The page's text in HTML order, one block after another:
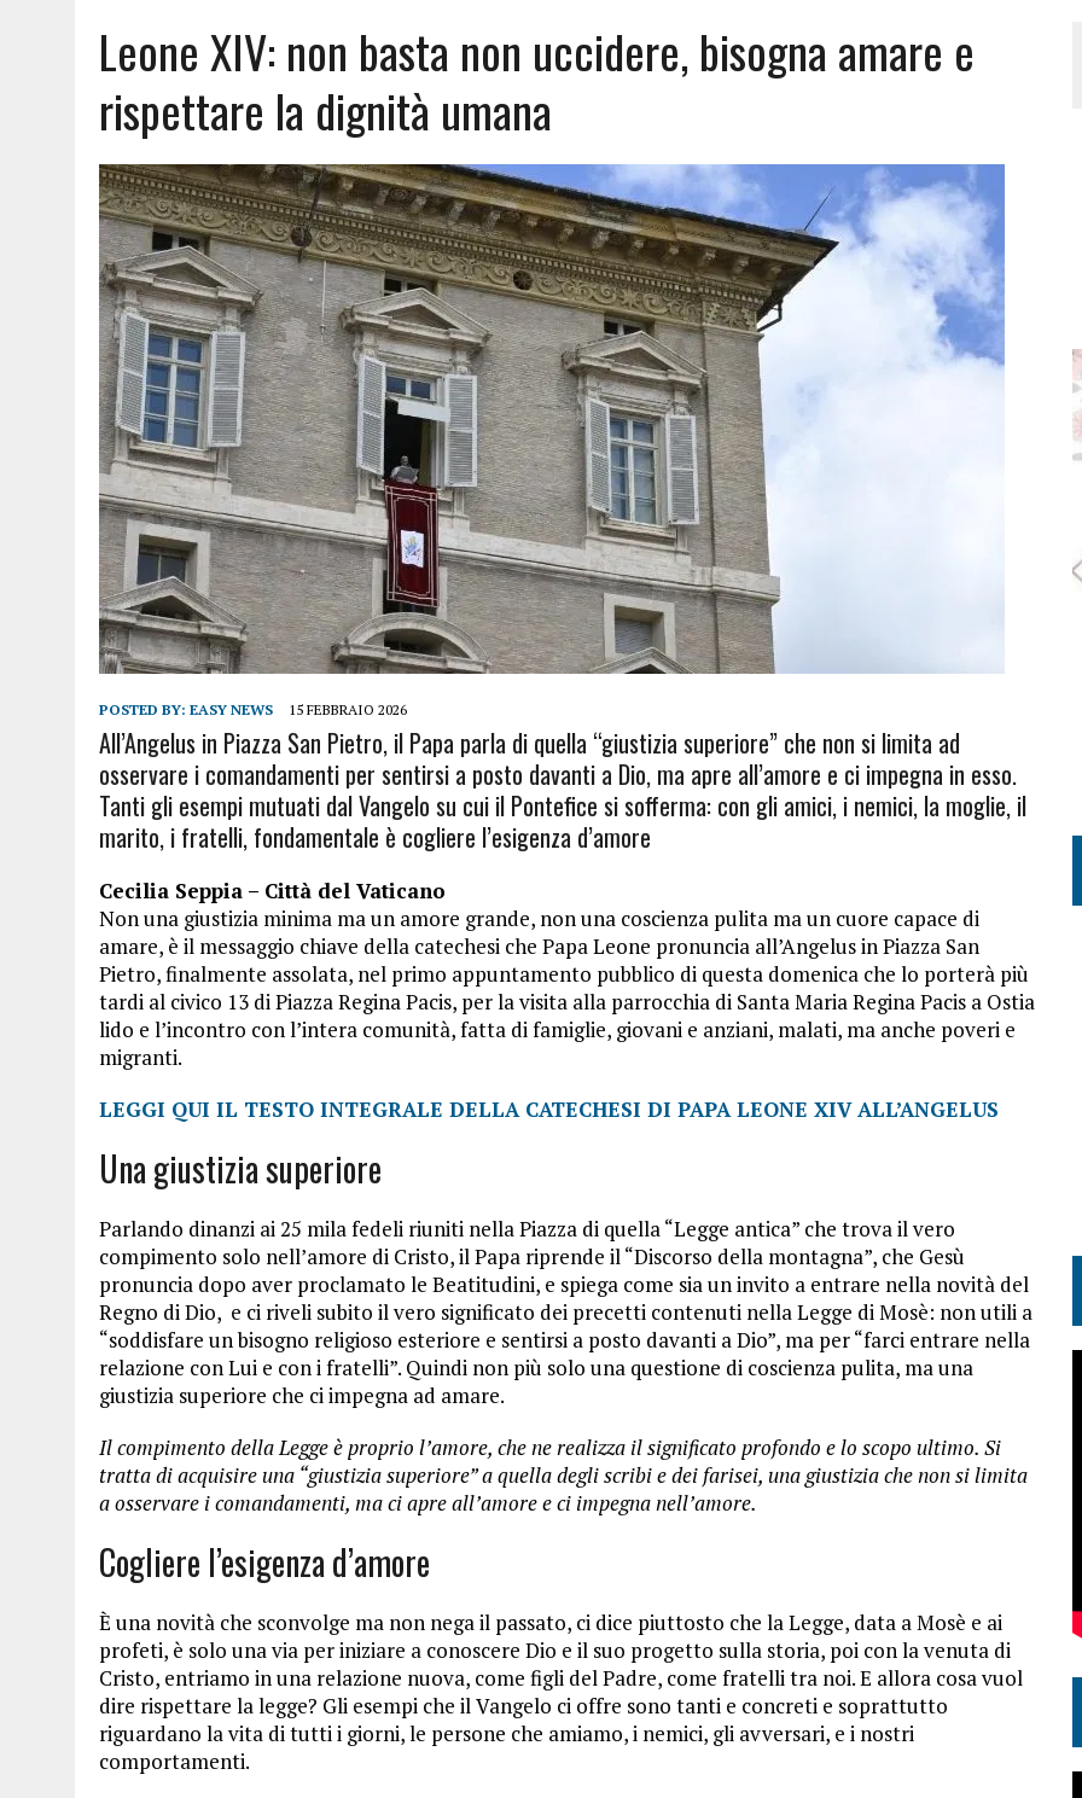
Leone XIV: non basta non uccidere, bisogna amare e
rispettare la dignità umana
POSTED BY: EASY NEWS 15 FEBBRAIO 2026
All’Angelus in Piazza San Pietro, il Papa parla di quella “giustizia superiore” che non si limita ad
osservare i comandamenti per sentirsi a posto davanti a Dio, ma apre all’amore e ci impegna in esso.
Tanti gli esempi mutuati dal Vangelo su cui il Pontefice si sofferma: con gli amici, i nemici, la moglie, il
marito, i fratelli, fondamentale è cogliere l’esigenza d’amore
Cecilia Seppia – Città del Vaticano
Non una giustizia minima ma un amore grande, non una coscienza pulita ma un cuore capace di
amare, è il messaggio chiave della catechesi che Papa Leone pronuncia all’Angelus in Piazza San
Pietro, finalmente assolata, nel primo appuntamento pubblico di questa domenica che lo porterà più
tardi al civico 13 di Piazza Regina Pacis, per la visita alla parrocchia di Santa Maria Regina Pacis a Ostia
lido e l’incontro con l’intera comunità, fatta di famiglie, giovani e anziani, malati, ma anche poveri e
migranti.
LEGGI QUI IL TESTO INTEGRALE DELLA CATECHESI DI PAPA LEONE XIV ALL’ANGELUS
Una giustizia superiore
Parlando dinanzi ai 25 mila fedeli riuniti nella Piazza di quella “Legge antica” che trova il vero
compimento solo nell’amore di Cristo, il Papa riprende il “Discorso della montagna”, che Gesù
pronuncia dopo aver proclamato le Beatitudini, e spiega come sia un invito a entrare nella novità del
Regno di Dio, e ci riveli subito il vero significato dei precetti contenuti nella Legge di Mosè: non utili a
“soddisfare un bisogno religioso esteriore e sentirsi a posto davanti a Dio”, ma per “farci entrare nella
relazione con Lui e con i fratelli”. Quindi non più solo una questione di coscienza pulita, ma una
giustizia superiore che ci impegna ad amare.
Il compimento della Legge è proprio l’amore, che ne realizza il significato profondo e lo scopo ultimo. Si
tratta di acquisire una “giustizia superiore” a quella degli scribi e dei farisei, una giustizia che non si limita
a osservare i comandamenti, ma ci apre all’amore e ci impegna nell’amore.
Cogliere l’esigenza d’amore
È una novità che sconvolge ma non nega il passato, ci dice piuttosto che la Legge, data a Mosè e ai
profeti, è solo una via per iniziare a conoscere Dio e il suo progetto sulla storia, poi con la venuta di
Cristo, entriamo in una relazione nuova, come figli del Padre, come fratelli tra noi. E allora cosa vuol
dire rispettare la legge? Gli esempi che il Vangelo ci offre sono tanti e concreti e soprattutto
riguardano la vita di tutti i giorni, le persone che amiamo, i nemici, gli avversari, e i nostri
comportamenti.